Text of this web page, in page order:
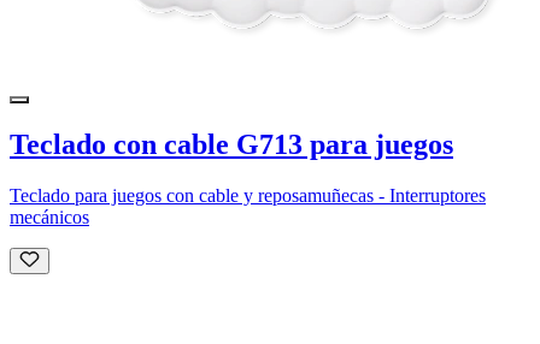
Teclado con cable G713 para juegos
Teclado para juegos con cable y reposamuñecas - Interruptores
mecánicos